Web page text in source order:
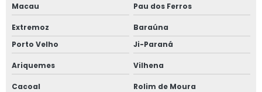
Macau Pau dos Ferros
Extremoz
Baraúna
Porto Velho
Ji-Paraná
Ariquemes Vilhena
Cacoal Rolim de Moura